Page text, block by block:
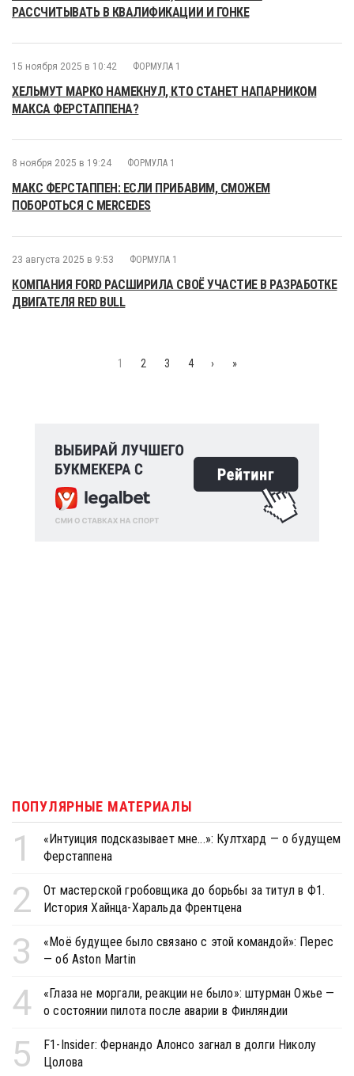
РАССЧИТЫВАТЬ В КВАЛИФИКАЦИИ И ГОНКЕ
15 ноября 2025 в 10:42 ФОРМУЛА 1
ХЕЛЬМУТ МАРКО НАМЕКНУЛ, КТО СТАНЕТ НАПАРНИКОМ
МАКСА ФЕРСТАППЕНА?
8 ноября 2025 в 19:24 ФОРМУЛА 1
МАКС ФЕРСТАППЕН: ЕСЛИ ПРИБАВИМ, СМОЖЕМ
ПОБОРОТЬСЯ С MERCEDES
23 августа 2025 в 9:53 ФОРМУЛА 1
КОМПАНИЯ FORD РАСШИРИЛА СВОЁ УЧАСТИЕ В РАЗРАБОТКЕ
ДВИГАТЕЛЯ RED BULL
1 2 3 4 › »
ПОПУЛЯРНЫЕ МАТЕРИАЛЫ
1
«Интуиция подсказывает мне...»: Култхард — о будущем
Ферстаппена
2
От мастерской гробовщика до борьбы за титул в Ф1.
История Хайнца-Харальда Френтцена
3
«Моё будущее было связано с этой командой»: Перес
— об Aston Martin
4
«Глаза не моргали, реакции не было»: штурман Ожье —
о состоянии пилота после аварии в Финляндии
5
F1-Insider: Фернандо Алонсо загнал в долги Николу
Цолова